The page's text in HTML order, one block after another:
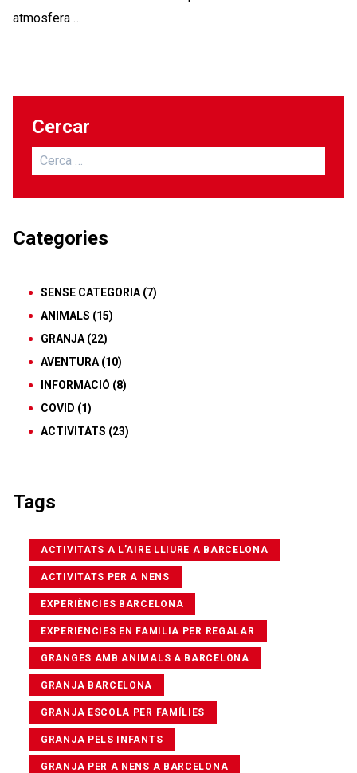
atmosfera …
Cercar
Cerca:
Categories
SENSE CATEGORIA (7)
ANIMALS (15)
GRANJA (22)
AVENTURA (10)
INFORMACIÓ (8)
COVID (1)
ACTIVITATS (23)
Tags
ACTIVITATS A L’AIRE LLIURE A BARCELONA
ACTIVITATS PER A NENS
EXPERIÈNCIES BARCELONA
EXPERIÈNCIES EN FAMILIA PER REGALAR
GRANGES AMB ANIMALS A BARCELONA
GRANJA BARCELONA
GRANJA ESCOLA PER FAMÍLIES
GRANJA PELS INFANTS
GRANJA PER A NENS A BARCELONA